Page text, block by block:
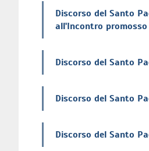
Discorso del Santo
all'Incontro promosso
Discorso del Santo
Discorso del Santo
Discorso del Santo